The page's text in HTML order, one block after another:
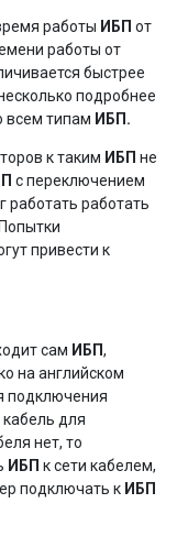
работы ИБП от
работы от
быстрее
подробнее
всем типам ИБП.
к таким ИБП не
с переключением
работать работать
привести к
сам ИБП,
на английском
подключения
кабель для
нет, то
ИБП к сети кабелем,
подключать к ИБП